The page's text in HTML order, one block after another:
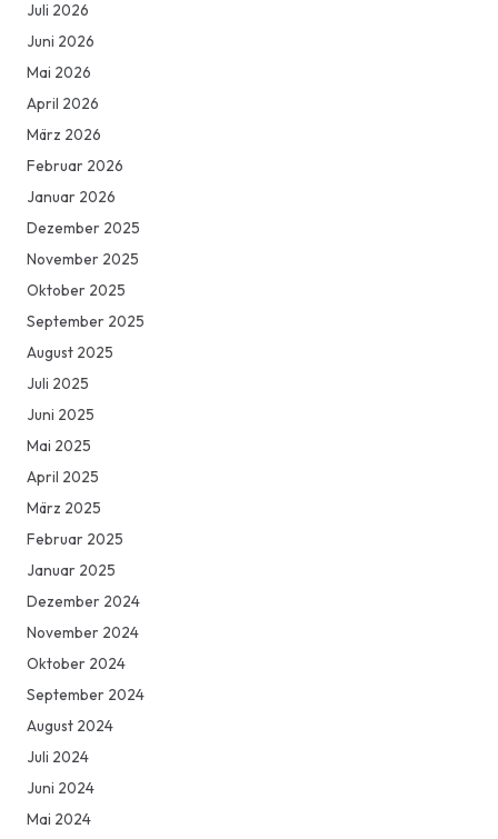
Juli 2026
Juni 2026
Mai 2026
April 2026
März 2026
Februar 2026
Januar 2026
Dezember 2025
November 2025
Oktober 2025
September 2025
August 2025
Juli 2025
Juni 2025
Mai 2025
April 2025
März 2025
Februar 2025
Januar 2025
Dezember 2024
November 2024
Oktober 2024
September 2024
August 2024
Juli 2024
Juni 2024
Mai 2024